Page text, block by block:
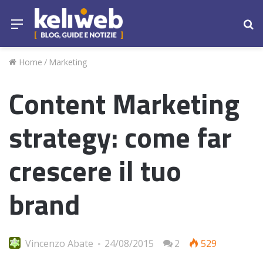
Menu
Home / Marketing
Content Marketing
strategy: come far
crescere il tuo
brand
Vincenzo Abate 24/08/2015 2
529